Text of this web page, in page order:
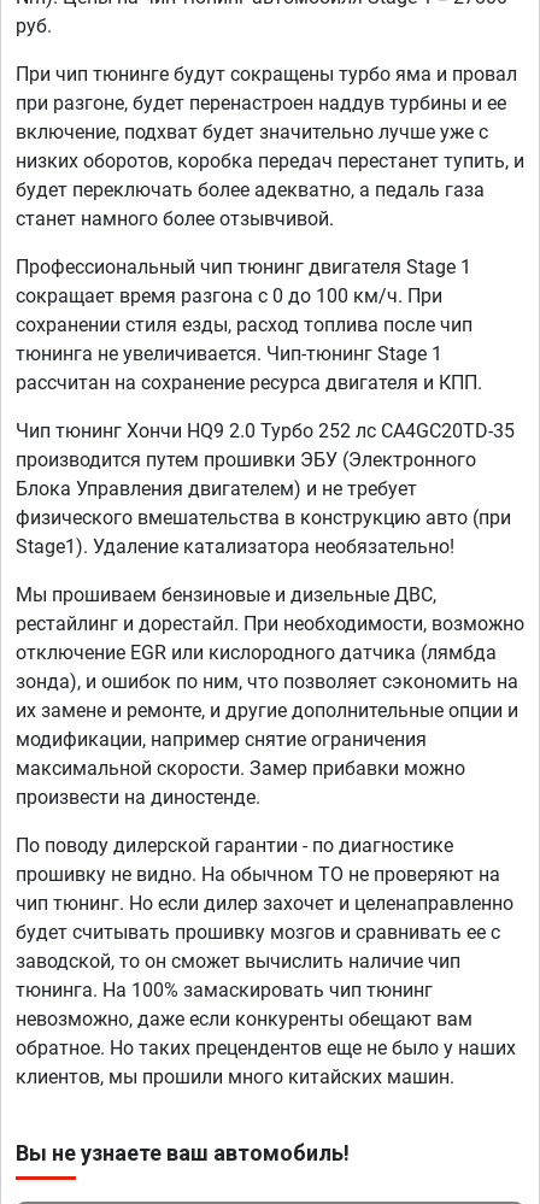
руб.
При чип тюнинге будут сокращены турбо яма и провал
при разгоне, будет перенастроен наддув турбины и ее
включение, подхват будет значительно лучше уже с
низких оборотов, коробка передач перестанет тупить, и
будет переключать более адекватно, а педаль газа
станет намного более отзывчивой.
Профессиональный чип тюнинг двигателя Stage 1
сокращает время разгона с 0 до 100 км/ч. При
сохранении стиля езды, расход топлива после чип
тюнинга не увеличивается. Чип-тюнинг Stage 1
рассчитан на сохранение ресурса двигателя и КПП.
Чип тюнинг Хончи HQ9 2.0 Турбо 252 лс CA4GC20TD-35
производится путем прошивки ЭБУ (Электронного
Блока Управления двигателем) и не требует
физического вмешательства в конструкцию авто (при
Stage1). Удаление катализатора необязательно!
Мы прошиваем бензиновые и дизельные ДВС,
рестайлинг и дорестайл. При необходимости, возможно
отключение EGR или кислородного датчика (лямбда
зонда), и ошибок по ним, что позволяет сэкономить на
их замене и ремонте, и другие дополнительные опции и
модификации, например снятие ограничения
максимальной скорости. Замер прибавки можно
произвести на диностенде.
По поводу дилерской гарантии - по диагностике
прошивку не видно. На обычном ТО не проверяют на
чип тюнинг. Но если дилер захочет и целенаправленно
будет считывать прошивку мозгов и сравнивать ее с
заводской, то он сможет вычислить наличие чип
тюнинга. На 100% замаскировать чип тюнинг
невозможно, даже если конкуренты обещают вам
обратное. Но таких прецендентов еще не было у наших
клиентов, мы прошили много китайских машин.
Вы не узнаете ваш автомобиль!